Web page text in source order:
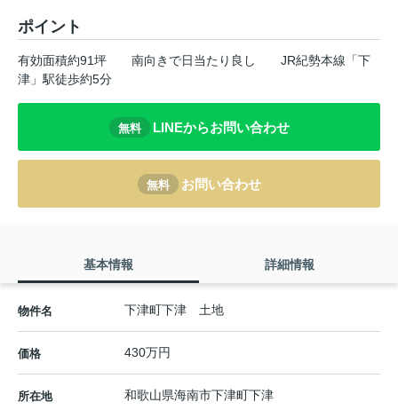
ポイント
有効面積約91坪 南向きで日当たり良し
JR紀勢本線「下
津」駅徒歩約5分
無料 LINEからお問い合わせ
無料 お問い合わせ
基本情報 詳細情報
物件名 下津町下津 土地
価格 430万円
所在地 和歌山県海南市下津町下津